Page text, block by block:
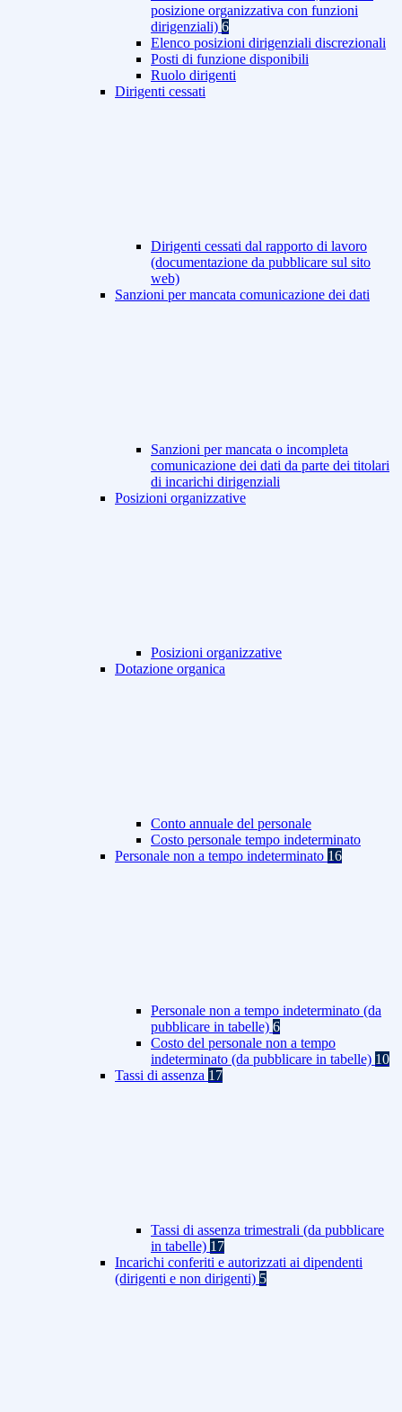
posizione organizzativa con funzioni
dirigenziali) 6
Elenco posizioni dirigenziali discrezionali
Posti di funzione disponibili
Ruolo dirigenti
Dirigenti cessati
Dirigenti cessati dal rapporto di lavoro
(documentazione da pubblicare sul sito
web)
Sanzioni per mancata comunicazione dei dati
Sanzioni per mancata o incompleta
comunicazione dei dati da parte dei titolari
di incarichi dirigenziali
Posizioni organizzative
Posizioni organizzative
Dotazione organica
Conto annuale del personale
Costo personale tempo indeterminato
Personale non a tempo indeterminato 16
Personale non a tempo indeterminato (da
pubblicare in tabelle) 6
Costo del personale non a tempo
indeterminato (da pubblicare in tabelle) 10
Tassi di assenza 17
Tassi di assenza trimestrali (da pubblicare
in tabelle) 17
Incarichi conferiti e autorizzati ai dipendenti
(dirigenti e non dirigenti) 5